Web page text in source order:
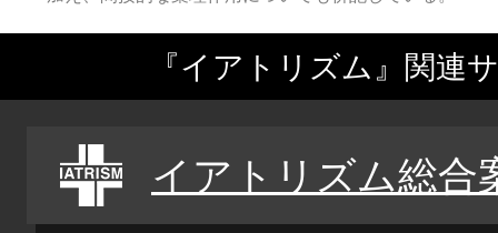
『イアトリズム』関連
イアトリズム総合